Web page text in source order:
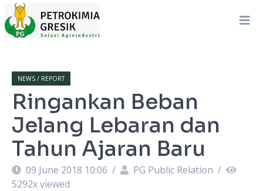
NEWS / REPORT
Ringankan Beban
Jelang Lebaran dan
Tahun Ajaran Baru
09 June 2018 10:06 / PG Public Relation /
5292x viewed